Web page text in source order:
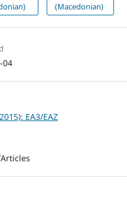
(Macedonian)
04
ЕАЗ/EAZ